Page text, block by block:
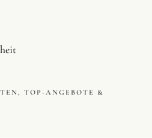
TOP-ANGEBOTE &